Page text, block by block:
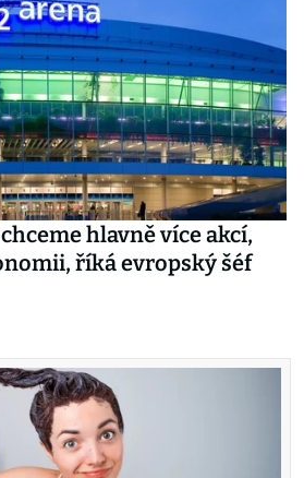
hlavně více akcí,
říká evropský šéf